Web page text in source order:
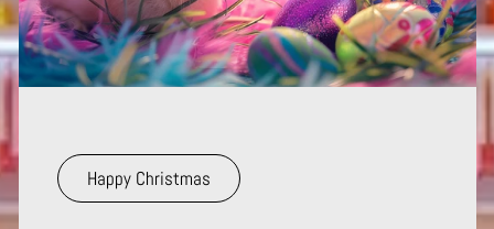
Happy Christmas